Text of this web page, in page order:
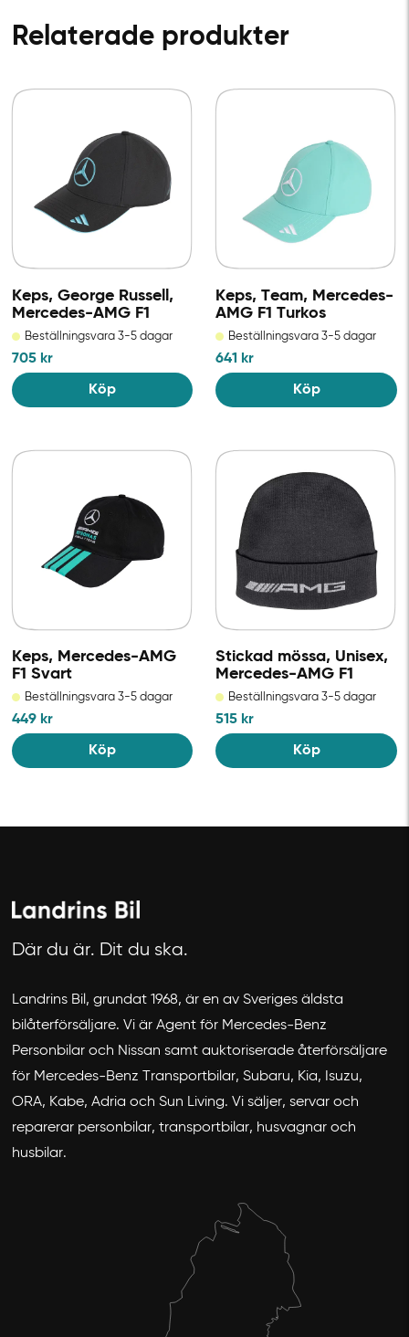
Relaterade produkter
Keps, George Russell,
Mercedes-AMG F1
Beställningsvara 3-5 dagar
705 kr
Köp
Keps, Team, Mercedes-
AMG F1 Turkos
Beställningsvara 3-5 dagar
641 kr
Köp
Keps, Mercedes-AMG
F1 Svart
Beställningsvara 3-5 dagar
449 kr
Köp
Stickad mössa, Unisex,
Mercedes-AMG F1​
Beställningsvara 3-5 dagar
515 kr
Köp
Där du är. Dit du ska.
Landrins Bil, grundat 1968, är en av Sveriges äldsta
bilåterförsäljare. Vi är Agent för Mercedes-Benz
Personbilar och Nissan samt auktoriserade återförsäljare
för Mercedes-Benz Transportbilar, Subaru, Kia, Isuzu,
ORA, Kabe, Adria och Sun Living. Vi säljer, servar och
reparerar personbilar, transportbilar, husvagnar och
husbilar.